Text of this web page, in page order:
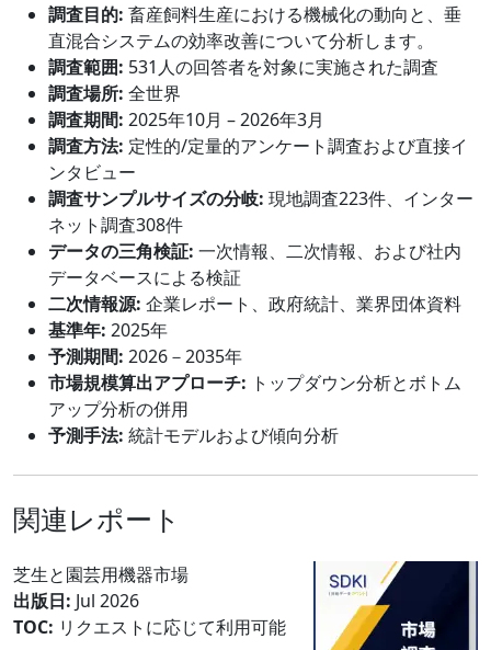
調査目的: 畜産飼料生産における機械化の動向と、垂
直混合システムの効率改善について分析します。
調査範囲: 531人の回答者を対象に実施された調査
調査場所: 全世界
調査期間: 2025年10月 – 2026年3月
調査方法: 定性的/定量的アンケート調査および直接イ
ンタビュー
調査サンプルサイズの分岐: 現地調査223件、インター
ネット調査308件
データの三角検証: 一次情報、二次情報、および社内
データベースによる検証
二次情報源: 企業レポート、政府統計、業界団体資料
基準年: 2025年
予測期間: 2026－2035年
市場規模算出アプローチ: トップダウン分析とボトム
アップ分析の併用
予測手法: 統計モデルおよび傾向分析
関連レポート
芝生と園芸用機器市場
出版日: Jul 2026
TOC: リクエストに応じて利用可能